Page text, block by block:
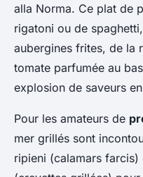
alla Norma. Ce plat de
rigatoni ou de
aubergines frites, de la
tomate parfumée au
explosion de saveurs
Pour les amateurs de
mer grillés sont
ripieni (calamars farcis)